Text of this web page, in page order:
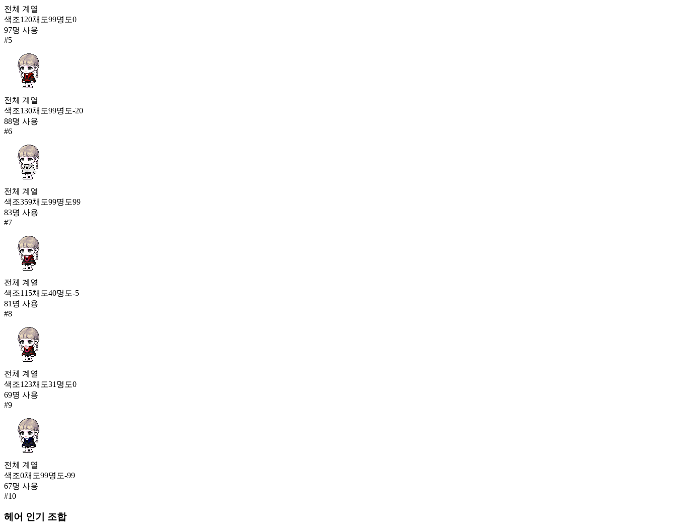
전체 계열
색조120채도99명도0
97명 사용
#5
전체 계열
색조130채도99명도-20
88명 사용
#6
전체 계열
색조359채도99명도99
83명 사용
#7
전체 계열
색조115채도40명도-5
81 명 사용
#8
전체 계열
색조123채도31 명도0
69명 사용
#9
전체 계열
색조0채도99명도-99
67명 사용
#10
헤어 인기 조합